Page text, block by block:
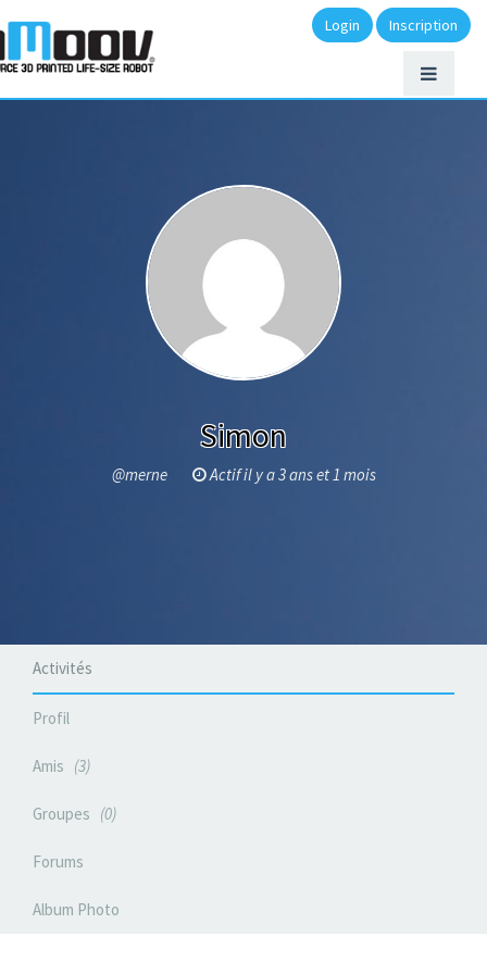
Login Inscription
Simon
@merne Actif il y a 3 ans et 1 mois
Activités
Profil
Amis 3
Groupes 0
Forums
Album Photo